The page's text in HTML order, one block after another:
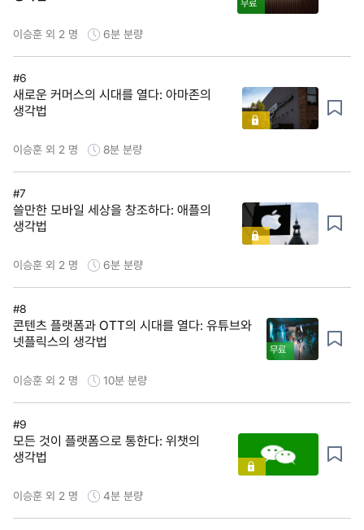
무료
이승훈 외 2 명 6분 분량
#6
새로운 커머스의 시대를 열다: 아마존의
생각법
이승훈 외 2 명 8분 분량
#7
쓸만한 모바일 세상을 창조하다: 애플의
생각법
이승훈 외 2 명 6분 분량
#8
콘텐츠 플랫폼과 OTT의 시대를 열다: 유튜브와
넷플릭스의 생각법
무료
이승훈 외 2 명 10분 분량
#9
모든 것이 플랫폼으로 통한다: 위챗의
생각법
이승훈 외 2 명 4분 분량